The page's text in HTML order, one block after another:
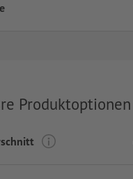
Produktoptionen